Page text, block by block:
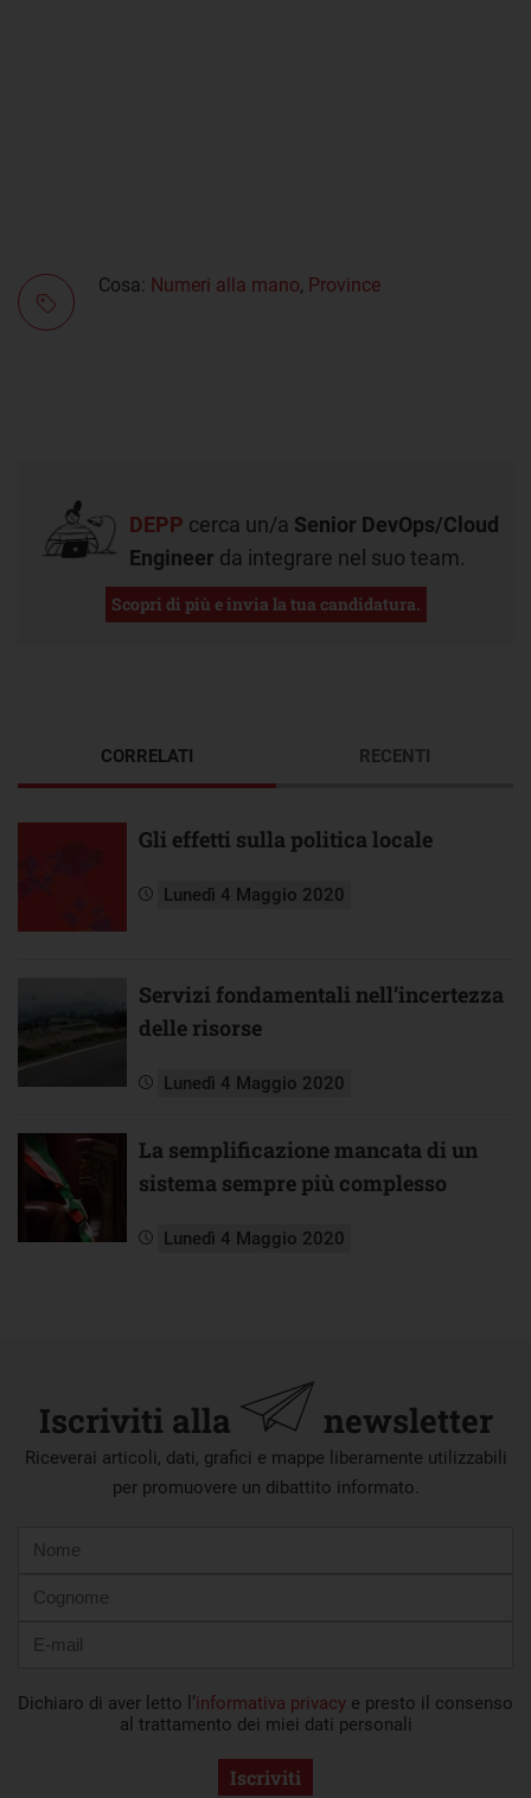
Cosa: Numeri alla mano, Province
DEPP cerca un/a Senior DevOps/Cloud
Engineer da integrare nel suo team.
Scopri di più e invia la tua candidatura.
CORRELATI
Gli effetti sulla politica locale
Lunedì 4 Maggio 2020
Servizi fondamentali nell’incertezza
delle risorse
Lunedì 4 Maggio 2020
La semplificazione mancata di un
sistema sempre più complesso
Lunedì 4 Maggio 2020
RECENTI
Iscriviti alla newsletter
Riceverai articoli, dati, grafici e mappe liberamente utilizzabili
per promuovere un dibattito informato.
mail
Dichiaro di aver letto l’informativa privacy e presto il consenso
al trattamento dei miei dati personali
Iscriviti